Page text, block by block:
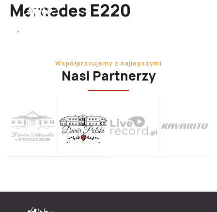
Mercedes E220
Współpracujemy z najlepszymi
Nasi Partnerzy